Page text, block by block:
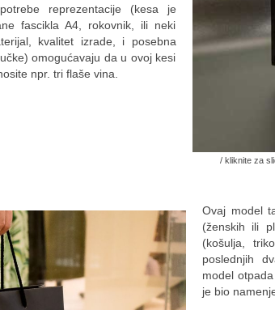
/ kliknite za
reprezentacije (kesa je
fascikla A4, rokovnik, ili neki
kvalitet izrade, i posebna
omogućavaju da u ovoj kesi
npr. tri flaše vina.
Ovaj model
(ženskih ili
(košulja,
poslednjih
model
je bio